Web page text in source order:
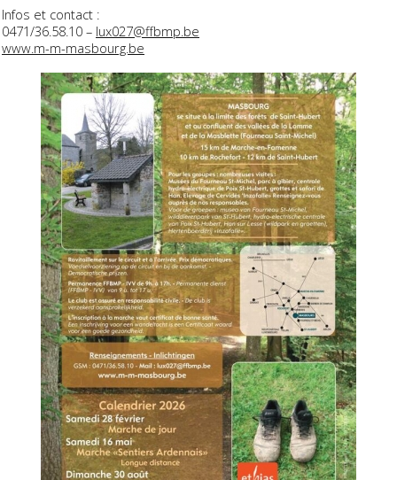
Infos et contact :
0471/36.58.10 – lux027@ffbmp.be
www.m-m-masbourg.be